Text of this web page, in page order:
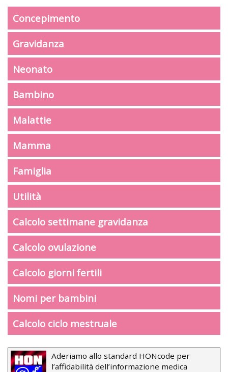
Concepimento
Gravidanza
Neonato
Bambino
Malattie
Mamma
Famiglia
Utilità
Calcolo settimane gravidanza
Calcolo ovulazione
Calcolo giorni fertili
Nomi per bambini
Calcolo ciclo mestruale
Aderiamo allo standard HONcode per
l’affidabilità dell’informazione medica